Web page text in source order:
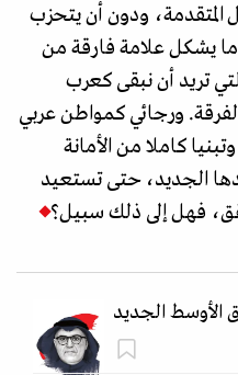
المتقدمة، ودون أن يتحزب
ما يشكل علامة فارقة من
تريد أن نبقى كعرب
ورجائي كمواطن عربي
كاملا من الأمانة
الجديد، حتى تستعيد
فهل إلى ذلك سبيل؟
الأوسط الجديد